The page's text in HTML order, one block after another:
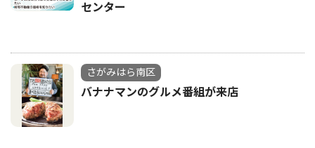
センター
さがみはら南区
バナナマンのグルメ番組が来店